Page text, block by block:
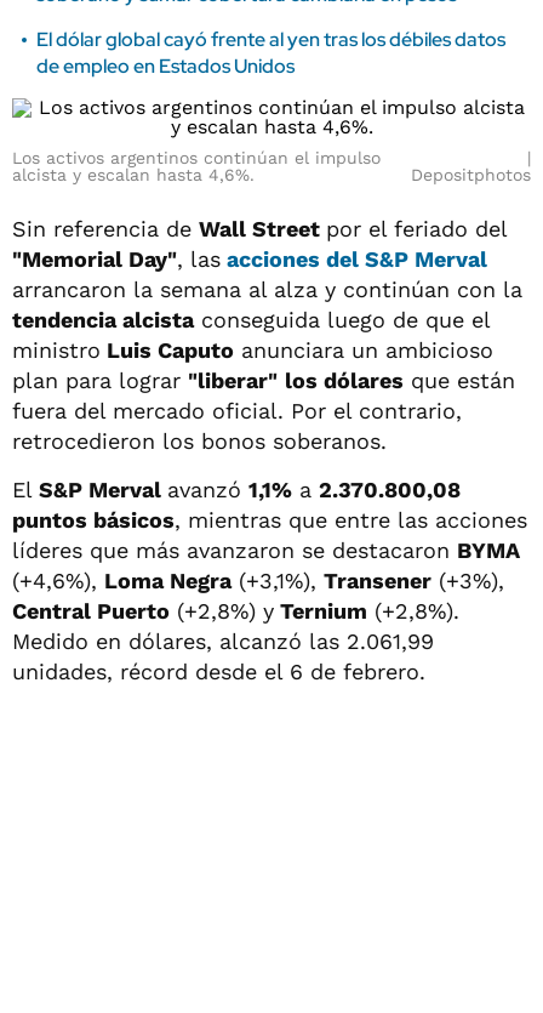
El dólar global cayó frente al yen tras los débiles datos
de empleo en Estados Unidos
Los activos argentinos continúan el impulso
alcista y escalan hasta 4,6%.
Depositphotos
Sin referencia de Wall Street por el feriado del
"Memorial Day", las acciones del S&P Merval
arrancaron la semana al alza y continúan con la
tendencia alcistaconseguida luego de que el
ministro Luis Caputo anunciara un ambicioso
plan para lograr "liberar" los dólares que están
fuera del mercado oficial. Por el contrario,
retrocedieron los bonos soberanos.
El S&P Merval avanzó 1,1% a 2.370.800,08
puntos básicos, mientras que entre las acciones
líderes que más avanzaron se destacaron BYMA
(+4,6%), Loma Negra(+3,1%), Transener (+3%),
Central Puerto (+2,8%) y Ternium (+2,8%).
Medido en dólares, alcanzó las 2.061,99
unidades, récord desde el 6 de febrero.